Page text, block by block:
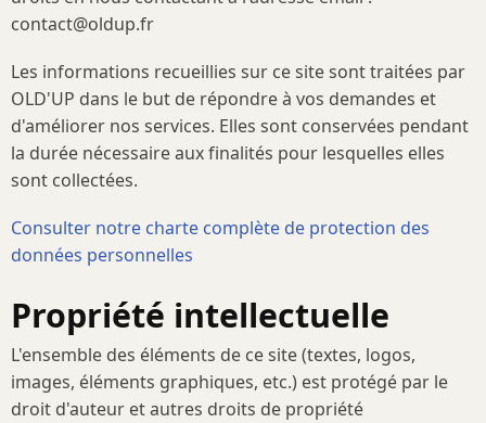
contact@oldup.fr
Les informations recueillies sur ce site sont traitées par
OLD'UP dans le but de répondre à vos demandes et
d'améliorer nos services. Elles sont conservées pendant
la durée nécessaire aux finalités pour lesquelles elles
sont collectées.
Consulter notre charte complète de protection des
données personnelles
Propriété intellectuelle
L'ensemble des éléments de ce site (textes, logos,
images, éléments graphiques, etc.) est protégé par le
droit d'auteur et autres droits de propriété